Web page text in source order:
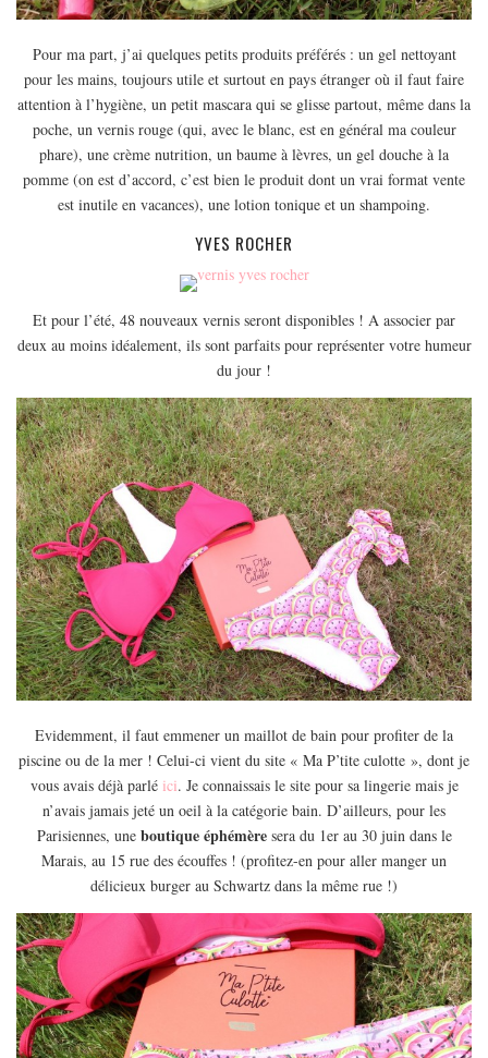
Pour ma part, j’ai quelques petits produits préférés : un gel nettoyant
pour les mains, toujours utile et surtout en pays étranger où il faut faire
attention à l’hygiène, un petit mascara qui se glisse partout, même dans la
poche, un vernis rouge (qui, avec le blanc, est en général ma couleur
phare), une crème nutrition, un baume à lèvres, un gel douche à la
pomme (on est d’accord, c’est bien le produit dont un vrai format vente
est inutile en vacances), une lotion tonique et un shampoing.
YVES ROCHER
Et pour l’été, 48 nouveaux vernis seront disponibles ! A associer par
deux au moins idéalement, ils sont parfaits pour représenter votre humeur
du jour !
Evidemment, il faut emmener un maillot de bain pour profiter de la
piscine ou de la mer ! Celui-ci vient du site « Ma P’tite culotte », dont je
vous avais déjà parlé ici. Je connaissais le site pour sa lingerie mais je
n’avais jamais jeté un oeil à la catégorie bain. D’ailleurs, pour les
Parisiennes, une boutique éphémèresera du 1er au 30 juin dans le
Marais, au 15 rue des écouffes ! (profitez-en pour aller manger un
délicieux burger au Schwartz dans la même rue !)